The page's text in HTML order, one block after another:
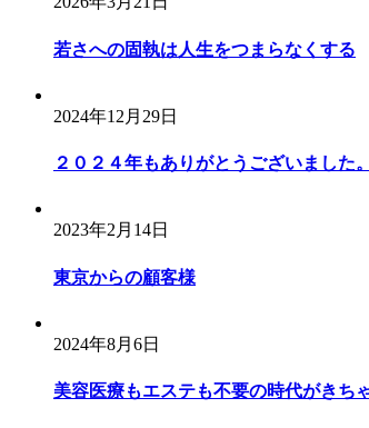
若さへの固執は人生をつまらなくする
2024年12月29日
２０２４年もありがとうございました。
2023年2月14日
東京からの顧客様
2024年8月6日
美容医療もエステも不要の時代がきち